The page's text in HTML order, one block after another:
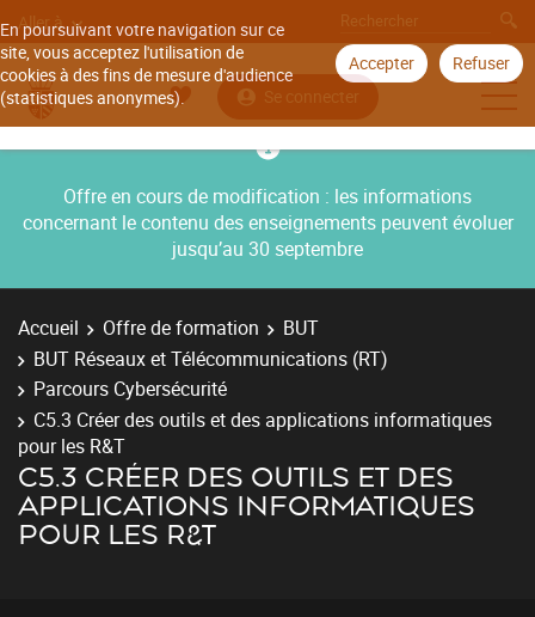
En poursuivant votre navigation sur ce
site, vous acceptez l'utilisation de
cookies à des fins de mesure d'audience
(statistiques anonymes).
Accepter Refuser
Aller à
Se connecter
Offre en cours de modification : les informations
concernant le contenu des enseignements peuvent évoluer
jusqu’au 30 septembre
Accueil Offre de formation
BUT
BUT Réseaux et Télécommunications (RT)
Parcours Cybersécurité
C5.3 Créer des outils et des applications informatiques
pour les R&T
C5.3 CRÉER DES OUTILS ET DES
APPLICATIONS INFORMATIQUES
POUR LES R&T